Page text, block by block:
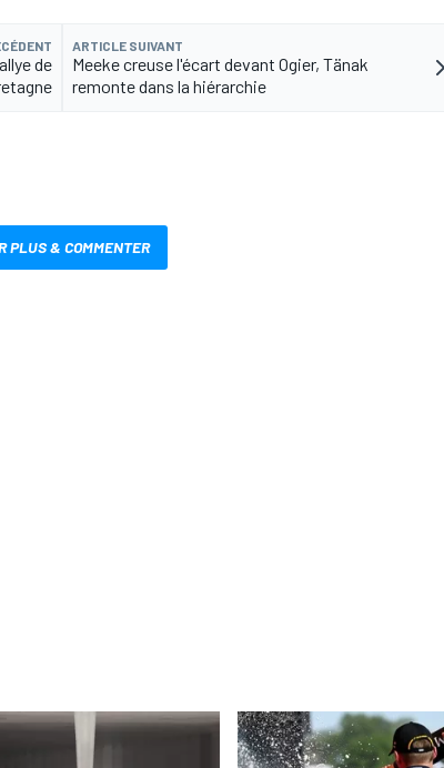
de
ARTICLE SUIVANT
Meeke creuse l'écart devant Ogier, Tänak
remonte dans la hiérarchie
PLUS & COMMENTER